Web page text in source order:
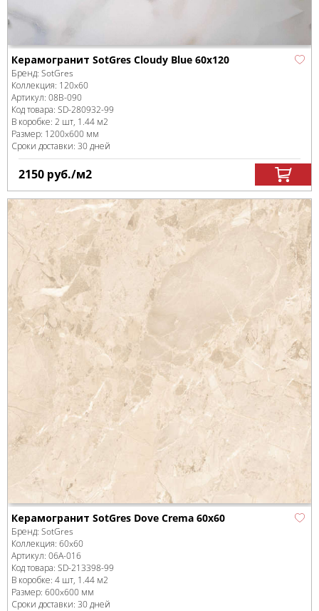
Керамогранит SotGres Cloudy Blue 60x120
Бренд: SotGres
Коллекция: 120x60
Артикул: 08B-090
Код товара: SD-280932-99
В коробке: 2 шт, 1.44 м2
Размер: 1200x600 мм
Сроки доставки: 30 дней
2150 руб./м2
Керамогранит SotGres Dove Crema 60x60
Бренд: SotGres
Коллекция: 60x60
Артикул: 06A-016
Код товара: SD-213398-99
В коробке: 4 шт, 1.44 м2
Размер: 600x600 мм
Сроки доставки: 30 дней